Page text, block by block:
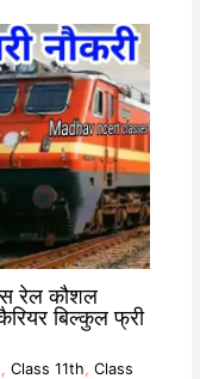
रेल कौशल
बिल्कुल फ्री
, Class 11th, Class